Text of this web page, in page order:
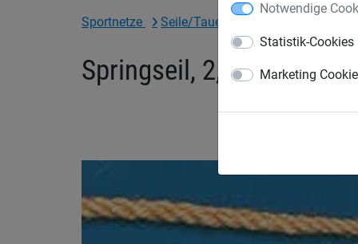
Notwendige
Statistik-Cookies
Marketing
Sportnetze Seile/Taue/Leinen
Springseil, 2,50 m lang